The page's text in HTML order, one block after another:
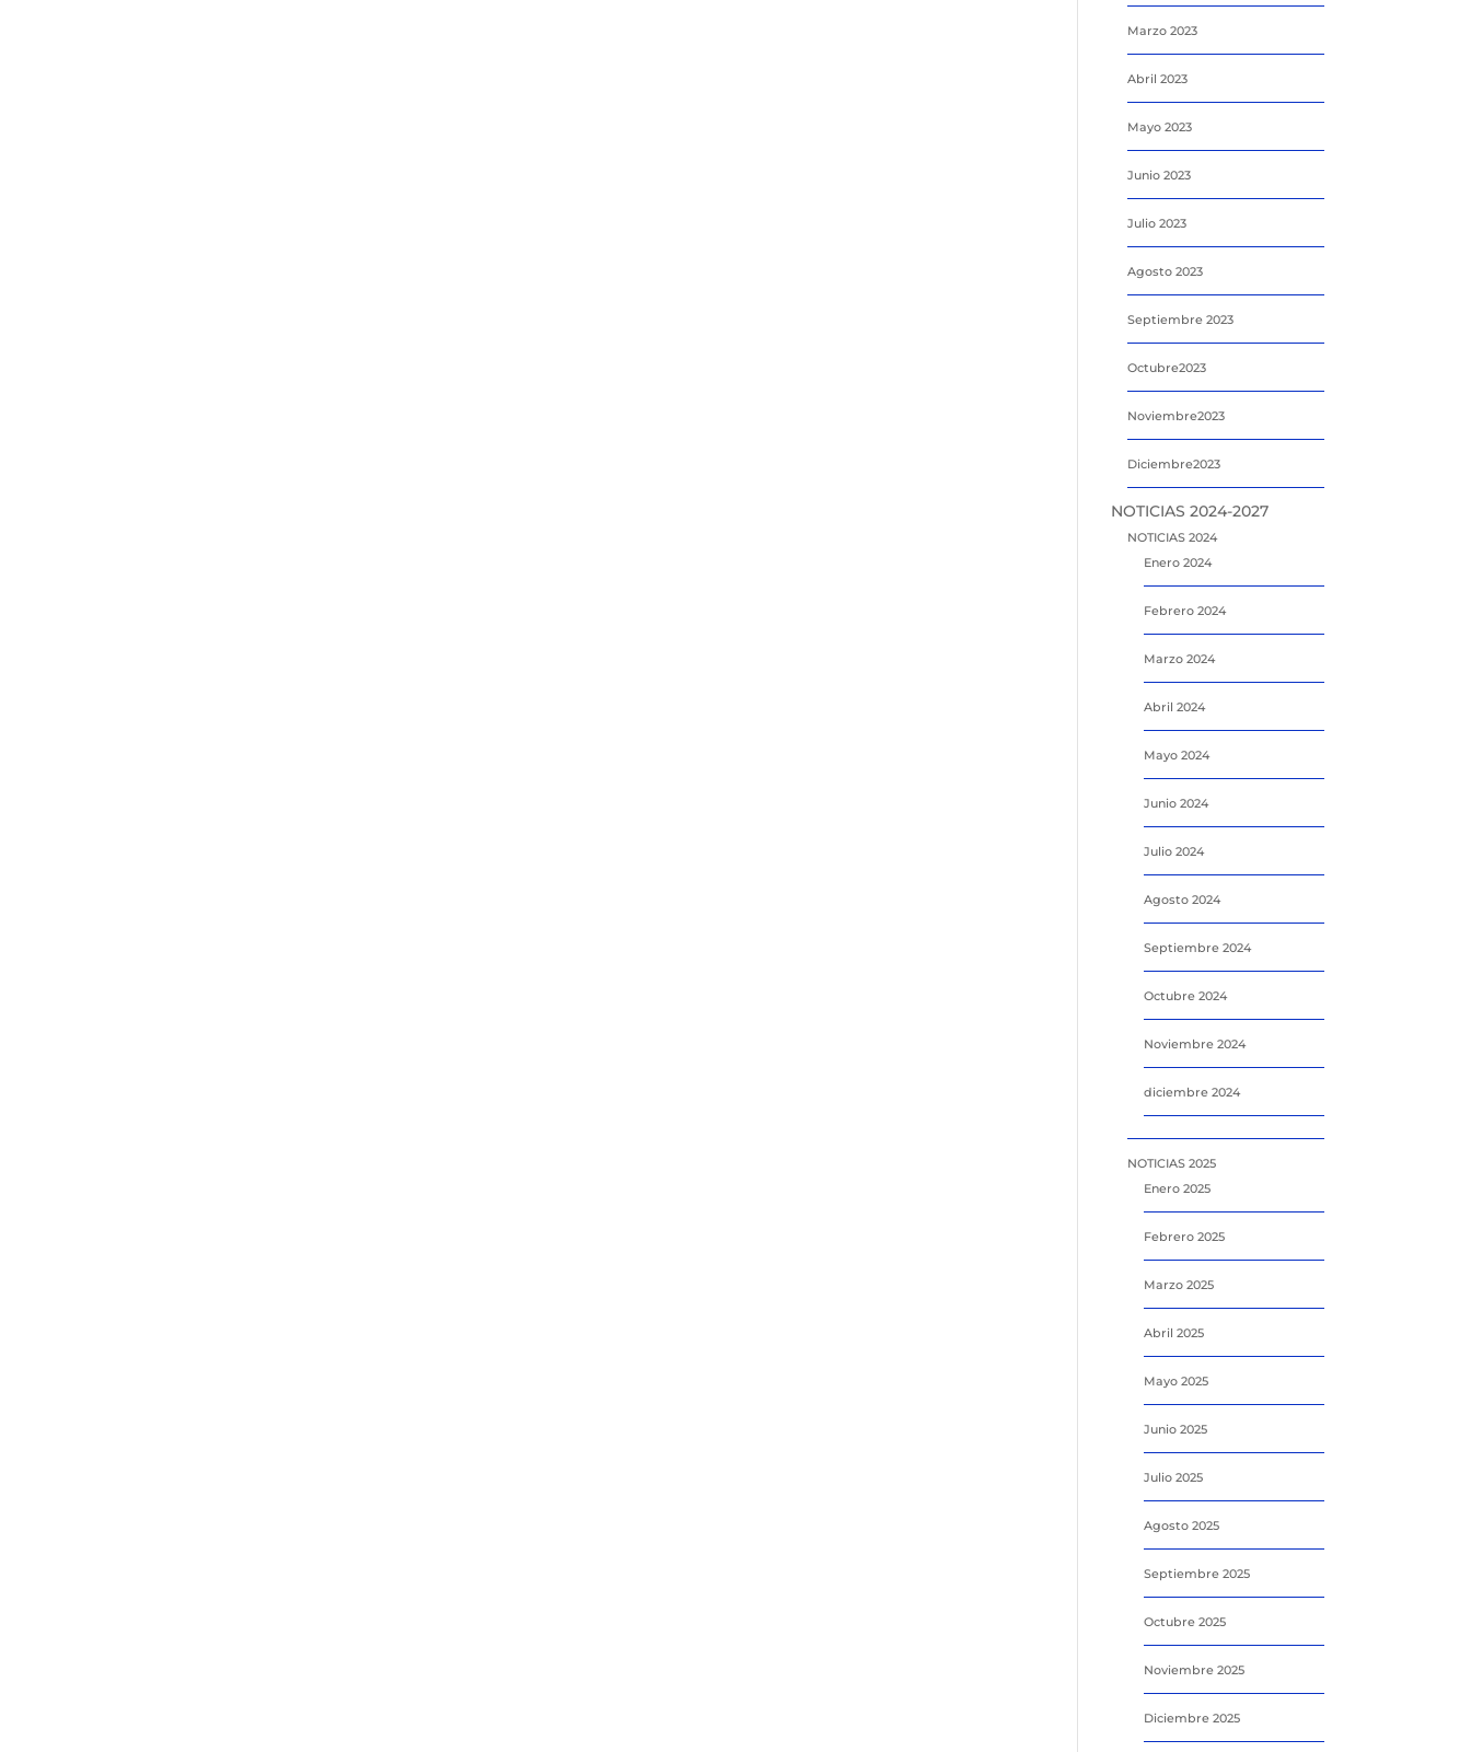
Marzo 2023
Abril 2023
Mayo 2023
Junio 2023
Julio 2023
Agosto 2023
Septiembre 2023
Octubre2023
Noviembre2023
Diciembre2023
NOTICIAS 2024-2027
NOTICIAS 2024
Enero 2024
Febrero 2024
Marzo 2024
Abril 2024
Mayo 2024
Junio 2024
Julio 2024
Agosto 2024
Septiembre 2024
Octubre 2024
Noviembre 2024
diciembre 2024
NOTICIAS 2025
Enero 2025
Febrero 2025
Marzo 2025
Abril 2025
Mayo 2025
Junio 2025
Julio 2025
Agosto 2025
Septiembre 2025
Octubre 2025
Noviembre 2025
Diciembre 2025